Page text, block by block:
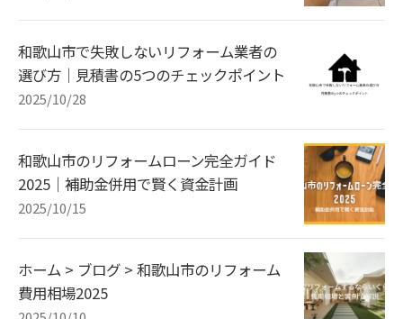
和歌山市で失敗しないリフォーム業者の
選び方｜見積書の5つのチェックポイント
2025/10/28
和歌山市のリフォームローン完全ガイド
2025｜補助金併用で賢く資金計画
2025/10/15
ホーム > ブログ > 和歌山市のリフォーム
費用相場2025